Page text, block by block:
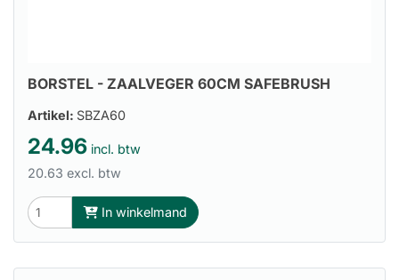
BORSTEL - ZAALVEGER 60CM SAFEBRUSH
Artikel: SBZA60
24.96 incl. btw
20.63 excl. btw
In winkelmand